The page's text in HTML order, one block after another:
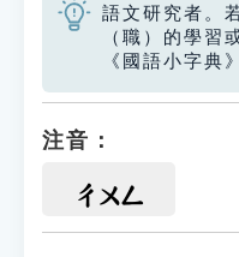
語文研究者。
（職）的學習
《國語小字典
注音：
ㄔㄨㄥ